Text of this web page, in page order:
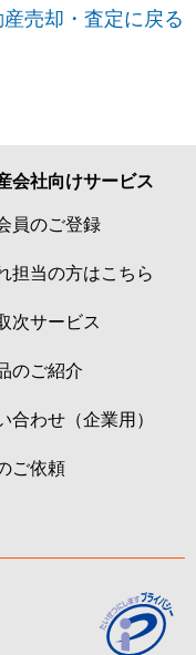
売却・査定に戻る
会社向けサービス
員のご登録
担当の方はこちら
次サービス
のご紹介
合わせ（企業用）
ご依頼